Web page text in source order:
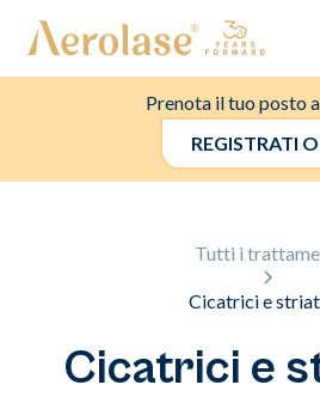
Prenota il tuo posto
REGISTRATI
Tutti i
Cicatrici e
Cicatrici e